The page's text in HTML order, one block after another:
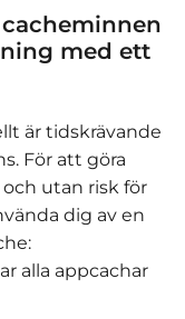
med ett
är tidskrävande
För att göra
utan risk för
dig av en
alla appcachar